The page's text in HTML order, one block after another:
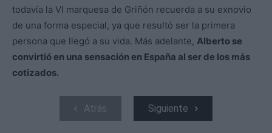
todavía la VI marquesa de Griñón recuerda a su exnovio
de una forma especial, ya que resultó ser la primera
persona que llegó a su vida. Más adelante, Alberto se
convirtió en una sensación en España al ser de los más
cotizados.
Atrás Siguiente